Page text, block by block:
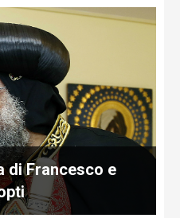
di Francesco e